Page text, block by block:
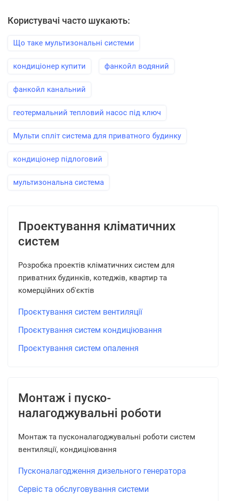
Користувачі часто шукають:
Що таке мультизональні системи
кондиціонер купити фанкойл водяний
фанкойл канальний
геотермальний тепловий насос під ключ
Мульти спліт система для приватного будинку
кондиціонер підлоговий
мультизональна система
Проектування кліматичних
систем
Розробка проектів кліматичних систем для
приватних будинків, котеджів, квартир та
комерційних об'єктів
Проєктування систем вентиляції
Проєктування систем кондиціювання
Проєктування систем опалення
Монтаж і пуско-
налагоджувальні роботи
Монтаж та пусконалагоджувальні роботи систем
вентиляції, кондиціювання
Пусконалагодження дизельного генератора
Сервіс та обслуговування системи